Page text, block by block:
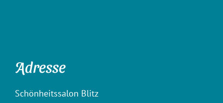
Adresse
Schönheitssalon Blitz